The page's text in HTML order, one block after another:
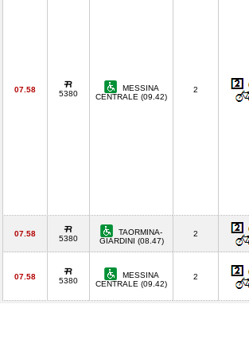
07.58 5380
MESSINA
CENTRALE (09.42)
2
07.58
5380
TAORMINA-
GIARDINI (08.47)
2
07.58 5380
MESSINA
CENTRALE (09.42)
2